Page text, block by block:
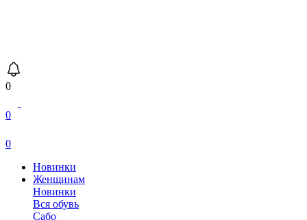
0
0
0
Новинки
Женщинам
Новинки
Вся обувь
Сабо